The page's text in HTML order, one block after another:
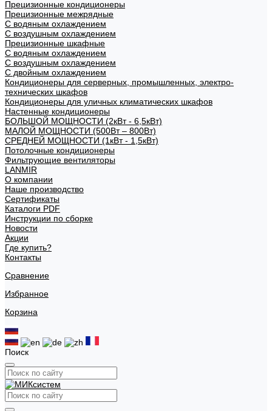
Прецизионные кондиционеры
Прецизионные межрядные
С водяным охлаждением
С воздушным охлаждением
Прецизионные шкафные
С водяным охлаждением
С воздушным охлаждением
С двойным охлаждением
Кондиционеры для серверных, промышленных, электро-
технических шкафов
Кондиционеры для уличных климатических шкафов
Настенные кондиционеры
БОЛЬШОЙ МОЩНОСТИ (2кВт - 6,5кВт)
МАЛОЙ МОЩНОСТИ (500Вт – 800Вт)
СРЕДНЕЙ МОЩНОСТИ (1кВт - 1,5кВт)
Потолочные кондиционеры
Фильтрующие вентиляторы
LANMIR
О компании
Наше производство
Сертификаты
Каталоги PDF
Инструкции по сборке
Новости
Акции
Где купить?
Контакты
Сравнение
Избранное
Корзина
Поиск